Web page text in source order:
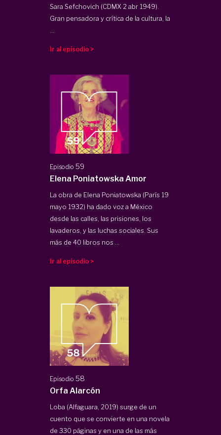
Sara Sefchovich (CDMX 2 abr 1949).
Gran pensadora y crítica de la cultura, la
Ir al episodio >
Episodio59
Elena Poniatowska Amor
La obra de Elena Poniatowska (París 19
mayo 1932) ha dado voz a México
desde las calles, las prisiones, los
lavaderos, y las luchas sociales. Sus
más de 40 libros nos ...
Ir al episodio >
Episodio58
Orfa Alarcón
Loba (Alfaguara, 2019) surge de un
cuento que se convierte en una novela
de 330 páginas y en una de las más